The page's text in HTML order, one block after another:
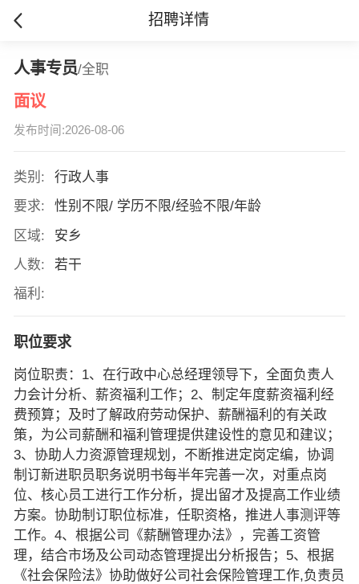
招聘详情
人事专员/全职
面议
发布时间:2026-08-06
类别:
行政人事
要求:
性别不限/ 学历不限/经验不限/年龄
区域:
安乡
人数:
若干
福利:
职位要求
岗位职责：1、在行政中心总经理领导下，全面负责人
力会计分析、薪资福利工作；2、制定年度薪资福利经
费预算；及时了解政府劳动保护、薪酬福利的有关政
策，为公司薪酬和福利管理提供建设性的意见和建议；
3、协助人力资源管理规划，不断推进定岗定编，协调
制订新进职员职务说明书每半年完善一次，对重点岗
位、核心员工进行工作分析，提出留才及提高工作业绩
方案。协助制订职位标准，任职资格，推进人事测评等
工作。4、根据公司《薪酬管理办法》，完善工资管
理，结合市场及公司动态管理提出分析报告；5、根据
《社会保险法》协助做好公司社会保险管理工作,负责员